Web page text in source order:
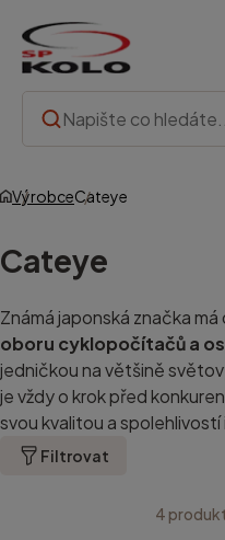
VýrobceCateye
Cateye
Známá japonská značka má
oboru cyklopočítačů a
jedničkou na většině
je vždy o krok před
svou kvalitou a spolehlivostí
Filtrovat
4